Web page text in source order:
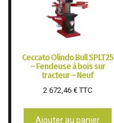
Ceccato Olindo Bull SPLT25
– Fendeuse à bois sur
tracteur – Neuf
2 672,46 €TTC
Ajouter au panier